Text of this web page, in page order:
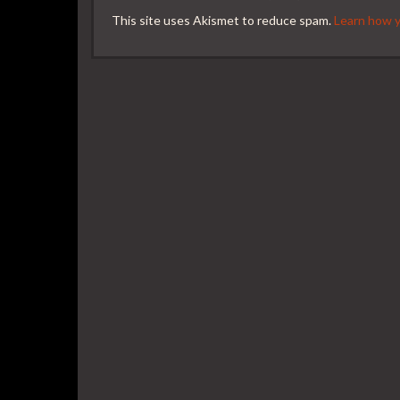
This site uses Akismet to reduce spam.Learn how